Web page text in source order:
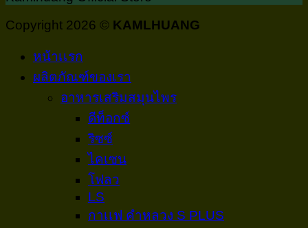
Copyright 2026 © KAMLHUANG
หน้าเเรก
ผลิตภัณฑ์ของเรา
อาหารเสริมสมุนไพร
ดีท็อกซ์
ริซซ์
ไคเซน
โฟลว
LS
กาเเฟ คำหลวง S PLUS